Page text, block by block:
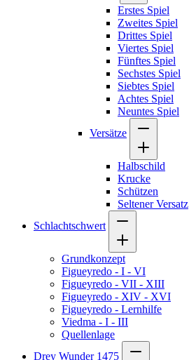
Erstes Spiel
Zweites Spiel
Drittes Spiel
Viertes Spiel
Fünftes Spiel
Sechstes Spiel
Siebtes Spiel
Achtes Spiel
Neuntes Spiel
Versätze
Halbschild
Krucke
Schützen
Seltener Versatz
Schlachtschwert
Grundkonzept
Figueyredo - I - VI
Figueyredo - VII - XIII
Figueyredo - XIV - XVI
Figueyredo - Lernhilfe
Viedma - I - III
Quellenlage
Drey Wunder 1475